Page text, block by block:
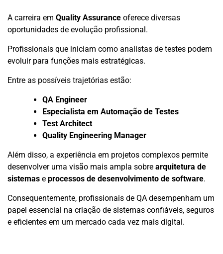
A carreira em Quality Assurance oferece diversas
oportunidades de evolução profissional.
Profissionais que iniciam como analistas de testes podem
evoluir para funções mais estratégicas.
Entre as possíveis trajetórias estão:
QA Engineer
Especialista em Automação de Testes
Test Architect
Quality Engineering Manager
Além disso, a experiência em projetos complexos permite
desenvolver uma visão mais ampla sobre arquitetura de
sistemas e processos de desenvolvimento de software.
Consequentemente, profissionais de QA desempenham um
papel essencial na criação de sistemas confiáveis, seguros
e eficientes em um mercado cada vez mais digital.